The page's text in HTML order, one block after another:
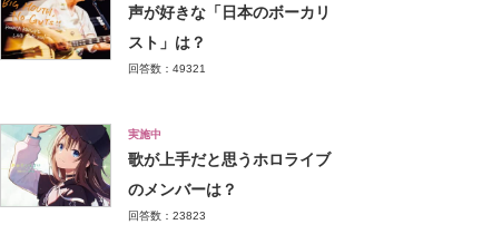
声が好きな「日本のボーカリ
スト」は？
回答数：49321
実施中
歌が上手だと思うホロライブ
のメンバーは？
回答数：23823